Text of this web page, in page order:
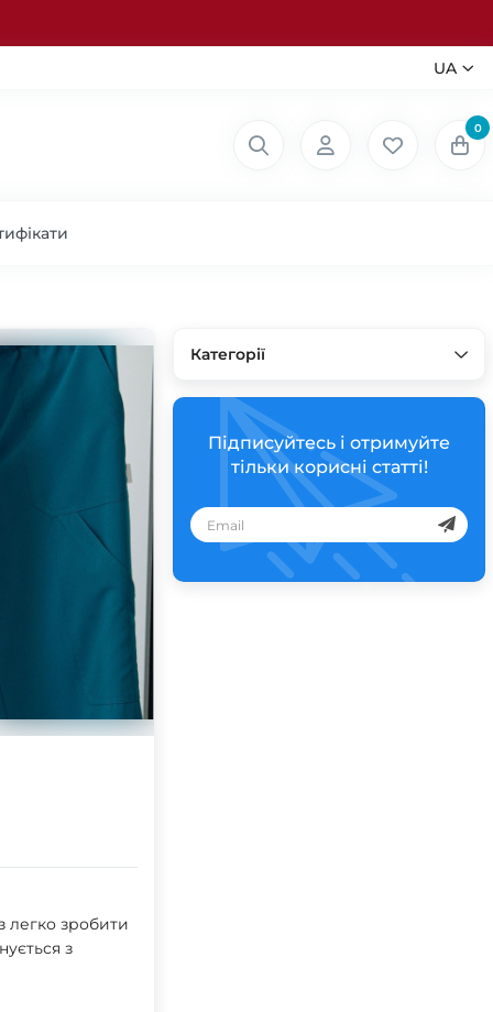
UA
0
Категорії
Підписуйтесь і отримуйте
тільки корисні статті!
легко зробити
з